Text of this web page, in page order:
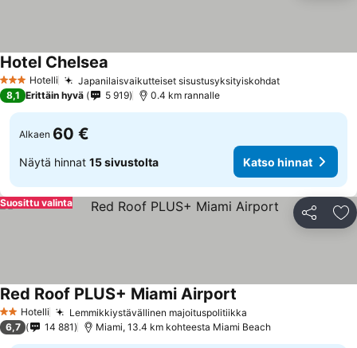
3 Tähtiluokitus
Hotelli Japanilaisvaikutteiset sisustusyksityiskohdatKatso hinnat
Hotel Chelsea
8,1 Erittäin hyvä 5 919 0.4 km rannalle
Alkaen 60 €
Näytä hinnat 15 sivustolta Katso hinnat
Jaa
Suosittu valinta
2 Tähtiluokitus
Hotelli Lemmikkiystävällinen majoituspolitiikka
Red Roof PLUS+ Miami Airport
6,7 14 881 Miami, 13.4 km kohteesta Miami Beach